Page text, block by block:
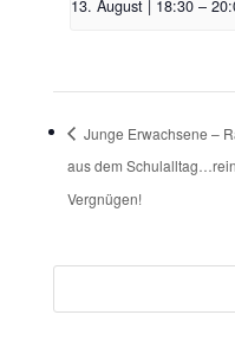
13. August | 18:30 –
Junge Erwachsene –
aus dem
Vergnügen!